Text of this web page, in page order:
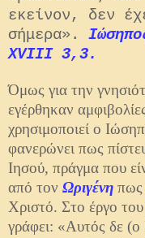
εκείνον, δεν
σήμερα».
XVIII 3,3.
Όμως για την
εγέρθηκαν
χρησιμοποιεί ο
φανερώνει πως
Ιησού, πράγμα που
από τον Ωριγένη πως
Χριστό. Στο έργο του
γράφει: «Αυτός δε (ο